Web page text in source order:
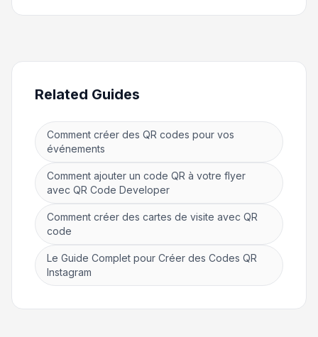
Related Guides
Comment créer des QR codes pour vos
événements
Comment ajouter un code QR à votre flyer
avec QR Code Developer
Comment créer des cartes de visite avec QR
code
Le Guide Complet pour Créer des Codes QR
Instagram